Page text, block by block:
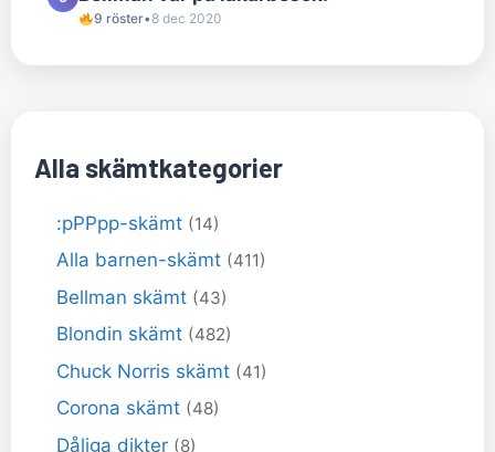
9 röster•8 dec 2020
Alla skämtkategorier
:pPPpp-skämt (14)
Alla barnen-skämt (411)
Bellman skämt (43)
Blondin skämt (482)
Chuck Norris skämt (41)
Corona skämt (48)
Dåliga dikter (8)